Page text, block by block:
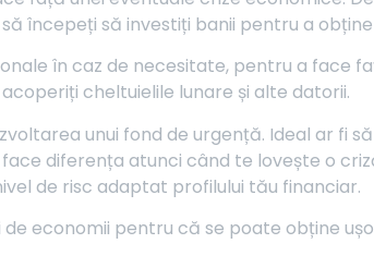
începeți să investiți banii pentru a
în caz de necesitate, pentru a face
cheltuielile lunare și alte datorii.
unui fond de urgență. Ideal ar fi
diferența atunci când te lovește o
de risc adaptat profilului tău financiar.
economii pentru că se poate obține